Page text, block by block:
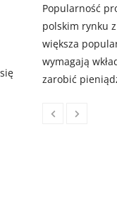
Popularność
polskim rynku
większa
wymagają
zarobić